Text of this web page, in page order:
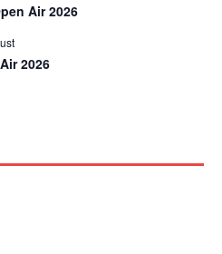
Air 2026
2026